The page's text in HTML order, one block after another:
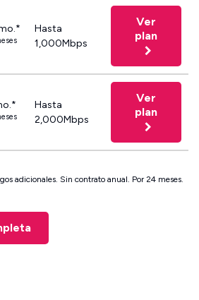
Hasta
1,000Mbps
Ver
plan
Hasta
2,000Mbps
Ver
plan
adicionales. Sin contrato anual. Por 24 meses.